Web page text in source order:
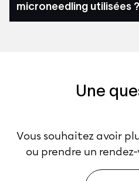
microneedling utilisées ?
Une
Vous souhaitez avoir
ou prendre un rendez-